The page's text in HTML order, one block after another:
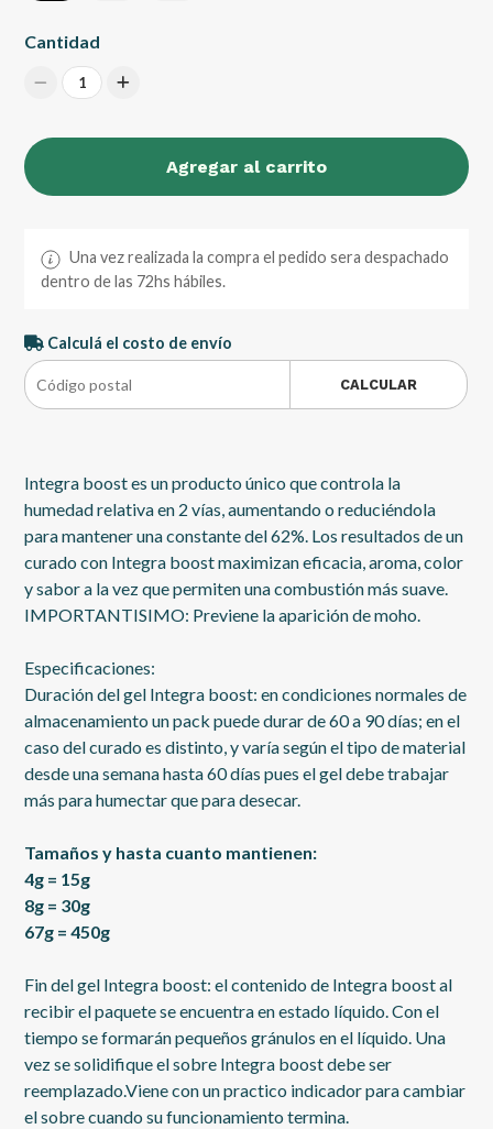
Cantidad
1
Agregar al carrito
Una vez realizada la compra el pedido sera despachado
dentro de las 72hs hábiles.
Calculá el costo de envío
CALCULAR
Integra boost es un producto único que controla la
humedad relativa en 2 vías, aumentando o reduciéndola
para mantener una constante del 62%. Los resultados de un
curado con Integra boost maximizan eficacia, aroma, color
y sabor a la vez que permiten una combustión más suave.
IMPORTANTISIMO: Previene la aparición de moho.
Especificaciones:
Duración del gel Integra boost: en condiciones normales de
almacenamiento un pack puede durar de 60 a 90 días; en el
caso del curado es distinto, y varía según el tipo de material
desde una semana hasta 60 días pues el gel debe trabajar
más para humectar que para desecar.
Tamaños y hasta cuanto mantienen:
4g = 15g
8g = 30g
67g = 450g
Fin del gel Integra boost: el contenido de Integra boost al
recibir el paquete se encuentra en estado líquido. Con el
tiempo se formarán pequeños gránulos en el líquido. Una
vez se solidifique el sobre Integra boost debe ser
reemplazado.Viene con un practico indicador para cambiar
el sobre cuando su funcionamiento termina.